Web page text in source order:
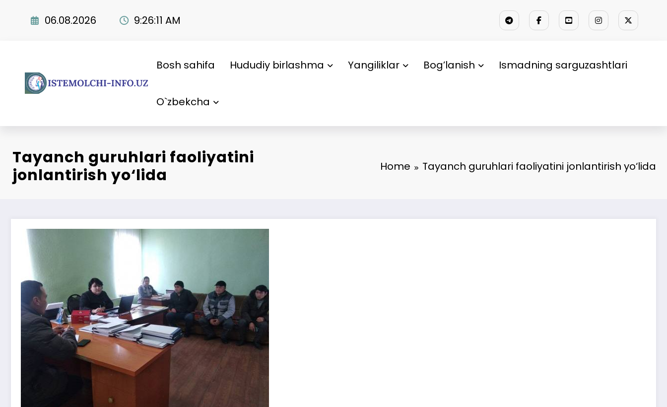
06.08.2026 9:26:12 AM
Bosh sahifa Hududiy birlashma Yangiliklar Bog’lanish Ismadning sarguzashtlari
O`zbekcha
Tayanch guruhlari faoliyatini
jonlantirish yo‘lida
Home Tayanch guruhlari faoliyatini jonlantirish yo‘lida